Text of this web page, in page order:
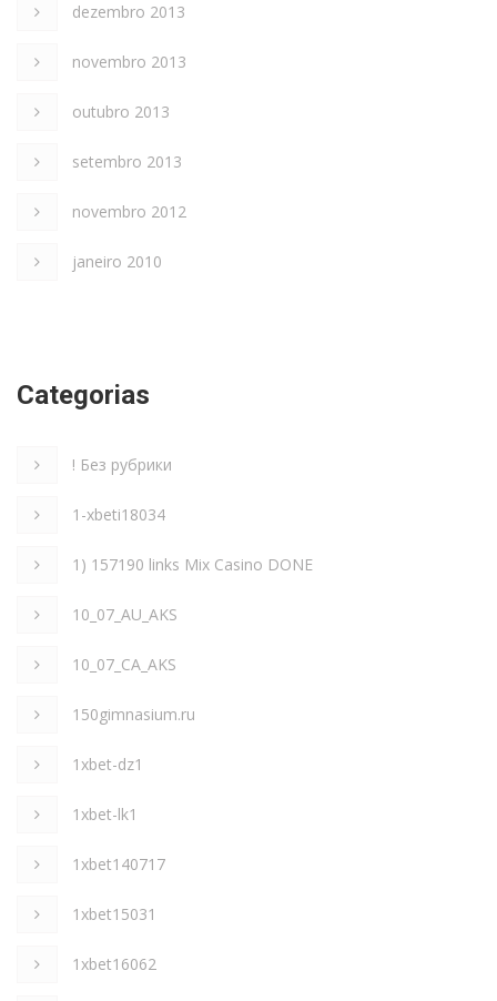
dezembro 2013
novembro 2013
outubro 2013
setembro 2013
novembro 2012
janeiro 2010
Categorias
! Без рубрики
1-xbeti18034
1) 157190 links Mix Casino DONE
10_07_AU_AKS
10_07_CA_AKS
150gimnasium.ru
1xbet-dz1
1xbet-lk1
1xbet140717
1xbet15031
1xbet16062